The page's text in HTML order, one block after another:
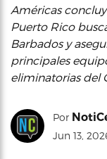
Américas
Puerto Rico
Barbados y
principales
eliminatorias del
Por
Jun 13,